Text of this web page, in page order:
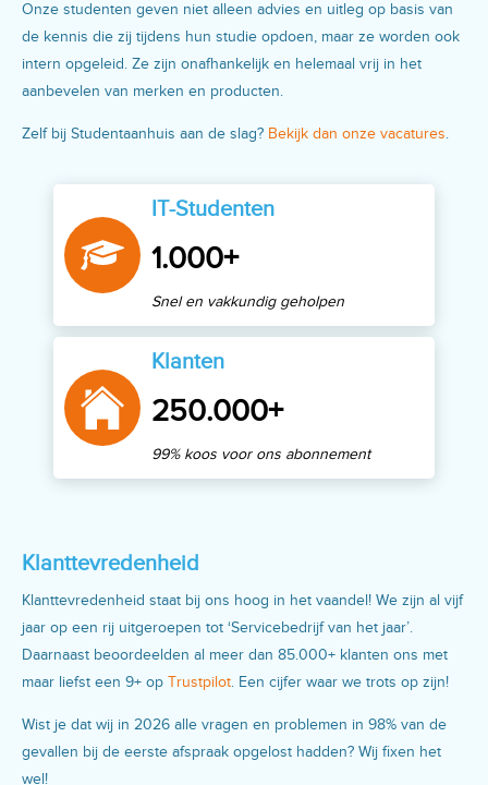
Onze studenten geven niet alleen advies en uitleg op basis van
de kennis die zij tijdens hun studie opdoen, maar ze worden ook
intern opgeleid. Ze zijn onafhankelijk en helemaal vrij in het
aanbevelen van merken en producten.
Zelf bij Studentaanhuis aan de slag? Bekijk dan onze vacatures.
IT-Studenten
1.000+
Snel en vakkundig geholpen
Klanten
250.000+
99% koos voor ons abonnement
Klanttevredenheid
Klanttevredenheid staat bij ons hoog in het vaandel! We zijn al vijf
jaar op een rij uitgeroepen tot ‘Servicebedrijf van het jaar’.
Daarnaast beoordeelden al meer dan 85.000+ klanten ons met
maar liefst een 9+ op Trustpilot. Een cijfer waar we trots op zijn!
Wist je dat wij in 2026 alle vragen en problemen in 98% van de
gevallen bij de eerste afspraak opgelost hadden? Wij fixen het
wel!